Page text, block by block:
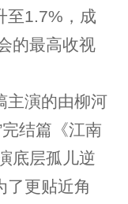
至1.7%，成
的最高收视
演的由柳河
结篇《江南
底层孤儿逆
了更贴近角